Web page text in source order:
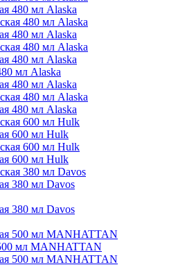
480 мл Alaska
480 мл Alaska
480 мл Alaska
480 мл Alaska
480 мл Alaska
600 мл Hulk
600 мл Hulk
380 мл Davos
380 мл Davos
500 мл MANHATTAN
500 мл MANHATTAN